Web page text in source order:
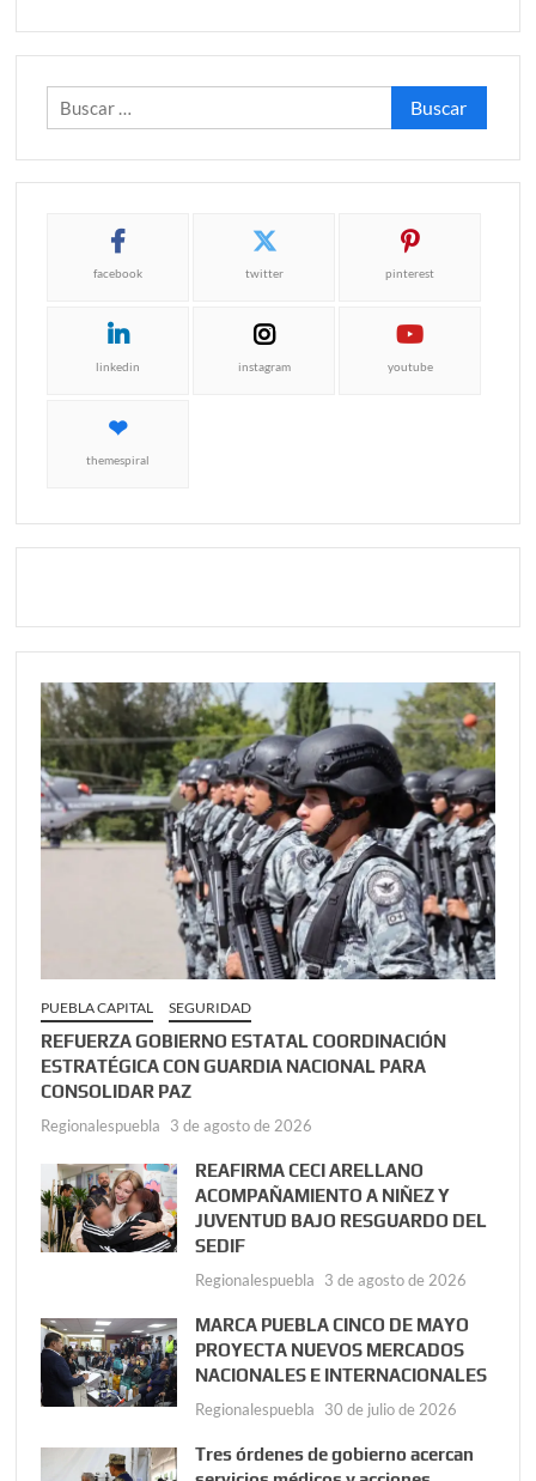
Buscar:
facebook twitter pinterest
linkedin instagram youtube
themespiral
PUEBLA CAPITAL SEGURIDAD
REFUERZA GOBIERNO ESTATAL COORDINACIÓN
ESTRATÉGICA CON GUARDIA NACIONAL PARA
CONSOLIDAR PAZ
Regionalespuebla 3 de agosto de 2026
REAFIRMA CECI ARELLANO
ACOMPAÑAMIENTO A NIÑEZ Y
JUVENTUD BAJO RESGUARDO DEL
SEDIF
Regionalespuebla 3 de agosto de 2026
MARCA PUEBLA CINCO DE MAYO
PROYECTA NUEVOS MERCADOS
NACIONALES E INTERNACIONALES
Regionalespuebla 30 de julio de 2026
Tres órdenes de gobierno acercan